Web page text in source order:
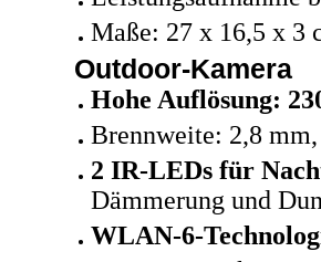
Maße: 27 x 16,5 x 3
Outdoor-Kamera
Hohe Auflösung:
Brennweite: 2,8
2 IR-LEDs für
Dämmerung und
WLAN-6-